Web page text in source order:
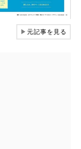
▶元記事を見る